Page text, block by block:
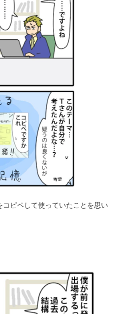
ピペして使っていたことを思い